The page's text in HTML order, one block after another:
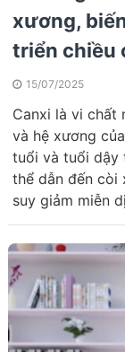
xương,
triển chiều
15/07/2025
Canxi là vi chất
và hệ xương
tuổi và tuổi dậy
thể dẫn đến còi
suy giảm miễn